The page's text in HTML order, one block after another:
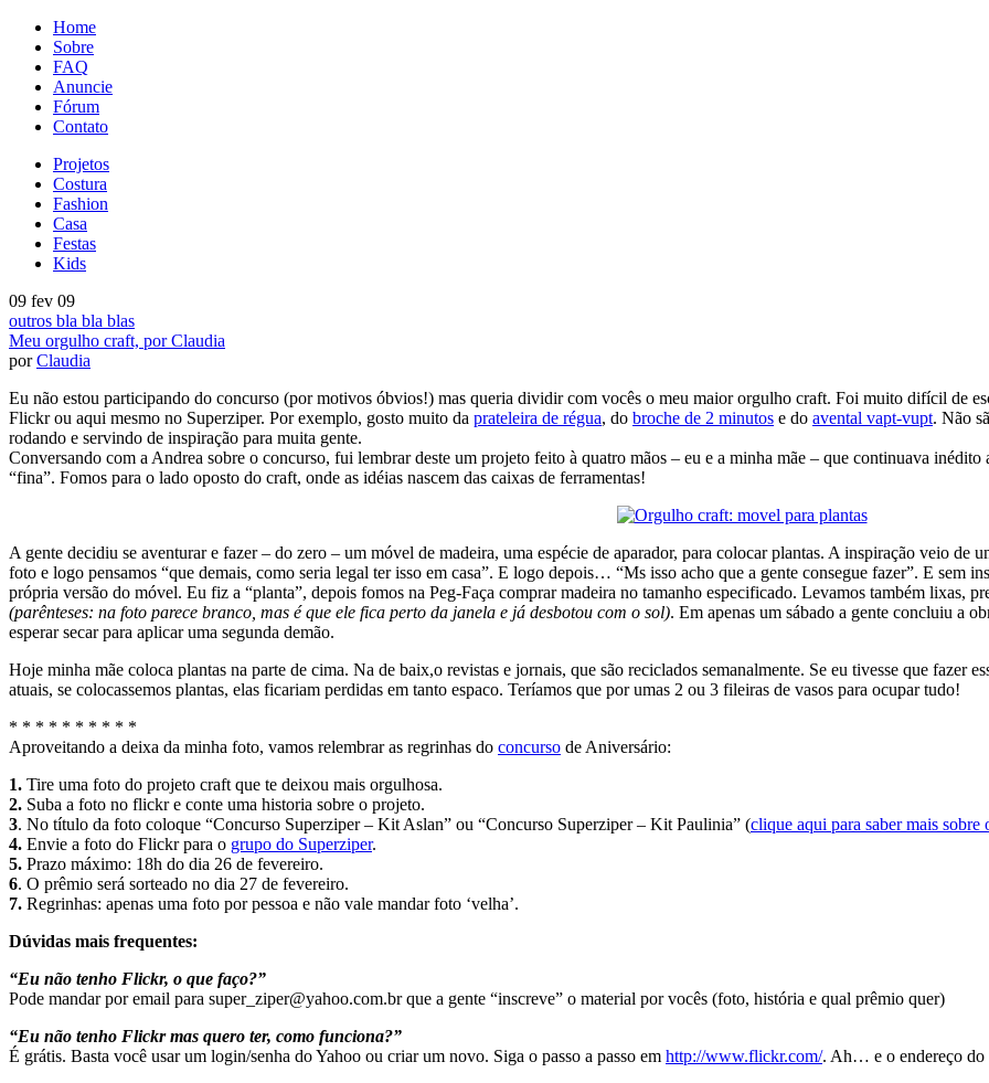
Home
Sobre
FAQ
Anuncie
Fórum
Contato
Projetos
Costura
Fashion
Casa
Festas
Kids
09 fev 09
outros bla bla blas
Meu orgulho craft, por Claudia
porClaudia
Eu não estou participando do concurso (por motivos óbvios!) mas queria dividir com vocês o meu maior orgulho craft. Foi muito difícil de
Flickr ou aqui mesmo no Superziper. Por exemplo, gosto muito da prateleira de régua, do broche de 2 minutos e do avental vapt-vupt. Não
rodando e servindo de inspiração para muita gente.
Conversando com a Andrea sobre o concurso, fui lembrar deste um projeto feito à quatro mãos – eu e a minha mãe – que continuava
“fina”. Fomos para o lado oposto do craft, onde as idéias nascem das caixas de ferramentas!
A gente decidiu se aventurar e fazer – do zero – um móvel de madeira, uma espécie de aparador, para colocar plantas. A inspiração veio de
foto e logo pensamos “que demais, como seria legal ter isso em casa”. E logo depois… “Ms isso acho que a gente consegue fazer”. E sem
própria versão do móvel. Eu fiz a “planta”, depois fomos na Peg-Faça comprar madeira no tamanho especificado. Levamos também lixas,
(parênteses: na foto parece branco, mas é que ele fica perto da janela e já desbotou com o sol). Em apenas um sábado a gente concluiu a
esperar secar para aplicar uma segunda demão.
Hoje minha mãe coloca plantas na parte de cima. Na de baix,o revistas e jornais, que são reciclados semanalmente. Se eu tivesse que fazer
atuais, se colocassemos plantas, elas ficariam perdidas em tanto espaco. Teríamos que por umas 2 ou 3 fileiras de vasos para ocupar tudo!
* * * * * * * * * *
Aproveitando a deixa da minha foto, vamos relembrar as regrinhas do concurso de Aniversário:
1. Tire uma foto do projeto craft que te deixou mais orgulhosa.
2. Suba a foto no flickr e conte uma historia sobre o projeto.
3. No título da foto coloque “Concurso Superziper – Kit Aslan” ou “Concurso Superziper – Kit Paulinia” (clique aqui para saber mais sobre
4. Envie a foto do Flickr para o grupo do Superziper.
5. Prazo máximo: 18h do dia 26 de fevereiro.
6. O prêmio será sorteado no dia 27 de fevereiro.
7. Regrinhas: apenas uma foto por pessoa e não vale mandar foto ‘velha’.
Dúvidas mais frequentes:
“Eu não tenho Flickr, o que faço?”
Pode mandar por email para super_ziper@yahoo.com.br que a gente “inscreve” o material por vocês (foto, história e qual prêmio quer)
“Eu não tenho Flickr mas quero ter, como funciona?”
É grátis. Basta você usar um login/senha do Yahoo ou criar um novo. Siga o passo a passo em http://www.flickr.com/. Ah… e o endereço do